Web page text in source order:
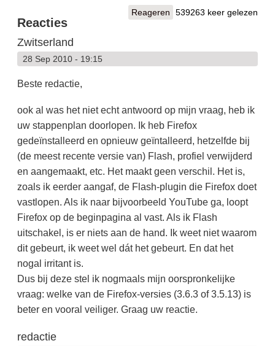
Reageren 539263 keer gelezen
Reacties
Zwitserland
28 Sep 2010 - 19:15
Beste redactie,
ook al was het niet echt antwoord op mijn vraag, heb ik
uw stappenplan doorlopen. Ik heb Firefox
gedeïnstalleerd en opnieuw geïntalleerd, hetzelfde bij
(de meest recente versie van) Flash, profiel verwijderd
en aangemaakt, etc. Het maakt geen verschil. Het is,
zoals ik eerder aangaf, de Flash-plugin die Firefox doet
vastlopen. Als ik naar bijvoorbeeld YouTube ga, loopt
Firefox op de beginpagina al vast. Als ik Flash
uitschakel, is er niets aan de hand. Ik weet niet waarom
dit gebeurt, ik weet wel dát het gebeurt. En dat het
nogal irritant is.
Dus bij deze stel ik nogmaals mijn oorspronkelijke
vraag: welke van de Firefox-versies (3.6.3 of 3.5.13) is
beter en vooral veiliger. Graag uw reactie.
redactie